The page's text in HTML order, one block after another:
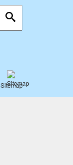
Sitemap